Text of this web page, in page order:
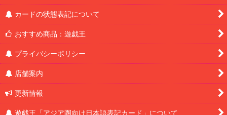
カードの状態表記について
おすすめ商品：遊戯王
プライバシーポリシー
店舗案内
更新情報
遊戯王「アジア圏向け日本語表記カード」について